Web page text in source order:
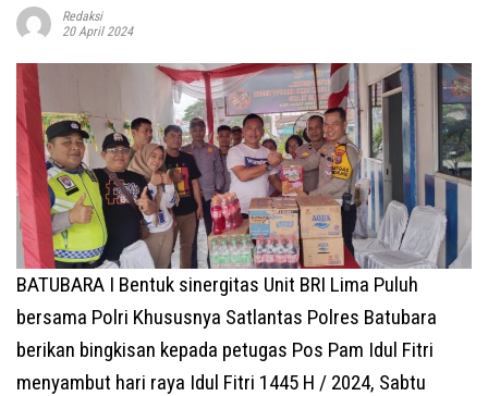
Redaksi
20 April 2024
BATUBARA I Bentuk sinergitas Unit BRI Lima Puluh
bersama Polri Khususnya Satlantas Polres Batubara
berikan bingkisan kepada petugas Pos Pam Idul Fitri
menyambut hari raya Idul Fitri 1445 H / 2024, Sabtu